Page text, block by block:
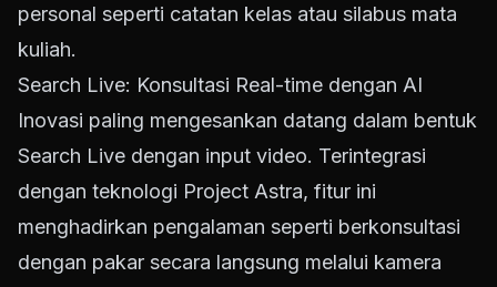
personal seperti catatan kelas atau silabus mata
kuliah.
Search Live: Konsultasi Real-time dengan AI
Inovasi paling mengesankan datang dalam bentuk
Search Live dengan input video. Terintegrasi
dengan teknologi Project Astra, fitur ini
menghadirkan pengalaman seperti berkonsultasi
dengan pakar secara langsung melalui kamera